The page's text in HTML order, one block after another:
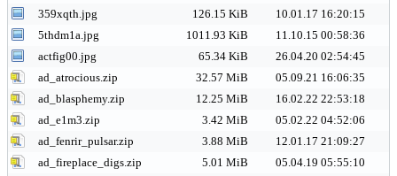
359xqth.jpg
126.15 KiB
10.01.17 16:20:15
5thdm1a.jpg
1011.93 KiB
11.10.15 00:58:36
actfig00.jpg
65.34 KiB
26.04.20 02:54:45
ad_atrocious.zip
32.57 MiB
05.09.21 16:06:35
ad_blasphemy.zip
12.25 MiB
16.02.22 22:53:18
ad_e1m3.zip
3.42 MiB
05.02.22 04:52:06
ad_fenrir_pulsar.zip
3.88 MiB
12.01.17 21:09:27
ad_fireplace_digs.zip
5.01 MiB
05.04.19 05:55:10